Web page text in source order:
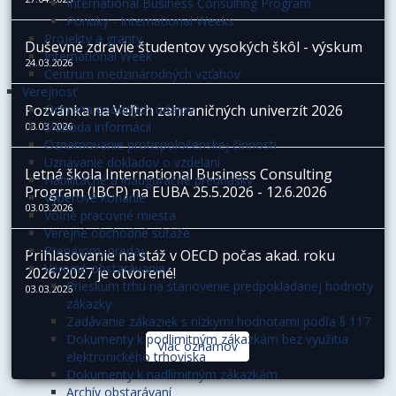
Ponuky - International Weeks
Projekty a granty
International Week
Centrum medzinárodných vzťahov
Verejnosť
Ochrana osobných údajov
Sloboda informácií
Oznamovanie protispoločenskej činnosti
Uznávanie dokladov o vzdelaní
Habilitačné a inauguračné prednášky
Výberové konanie
Voľné pracovné miesta
Verejné obchodné súťaže
Prenájom, predaj
Verejné obstarávanie
Prieskum trhu na stanovenie predpokladanej hodnoty
zákazky
Zadávanie zákaziek s nízkymi hodnotami podľa § 117
Dokumenty k podlimitným zákazkám bez využitia
elektronického trhoviska
Dokumenty k nadlimitným zákazkám
Archív obstarávaní
Duševné zdravie študentov vysokých škôl - výskum
24.03.2026
Pozvánka na Veľtrh zahraničných univerzít 2026
03.03.2026
Letná škola International Business Consulting
Program (IBCP) na EUBA 25.5.2026 - 12.6.2026
03.03.2026
Prihlasovanie na stáž v OECD počas akad. roku
2026/2027 je otvorené!
03.03.2026
Viac oznamov